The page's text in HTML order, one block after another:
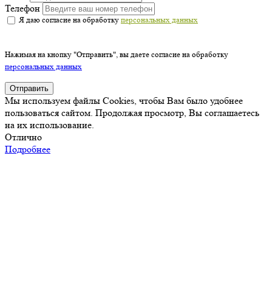
Телефон
Я даю согласие на обработку персональных данных
Нажимая на кнопку "Отправить", вы даете согласие на обработку
персональных данных
Отправить
Мы используем файлы Cookies, чтобы Вам было удобнее
пользоваться сайтом. Продолжая просмотр, Вы соглашаетесь
на их использование.
Отлично
Подробнее